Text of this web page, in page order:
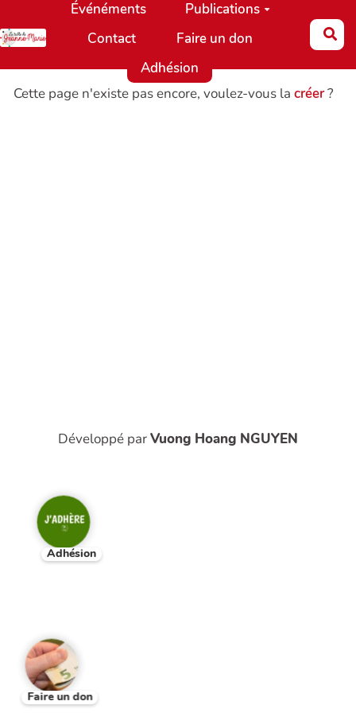
Aller au contenu principal
Événéments
Publications
Contact
Faire un don
Adhésion
Cette page n'existe pas encore, voulez-vous la créer?
Développé parVuong Hoang NGUYEN
Adhésion
Faire un don